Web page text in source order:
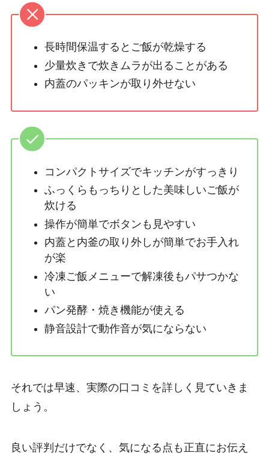
長時間保温するとご飯が乾燥する
少量炊きで炊きムラが出ることがある
内蓋のパッキンが取り外せない
コンパクトサイズでキッチンがすっきり
ふっくらもっちりとした美味しいご飯が
炊ける
操作が簡単でボタンも見やすい
内蓋と内釜の取り外しが簡単でお手入れ
が楽
冷凍ご飯メニューで解凍後もパサつかな
い
パン発酵・焼き機能が使える
静音設計で動作音が気にならない
それでは早速、実際の口コミを詳しく見ていきま
しょう。
良い評判だけでなく、気になる点も正直にお伝え